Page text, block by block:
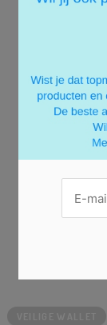
afhankelijk
passief
op een beurs
uitgebreide
zijn de
je het beste